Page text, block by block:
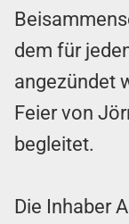
dem für
angezündet
Feier von
begleitet.
Die Inhaber